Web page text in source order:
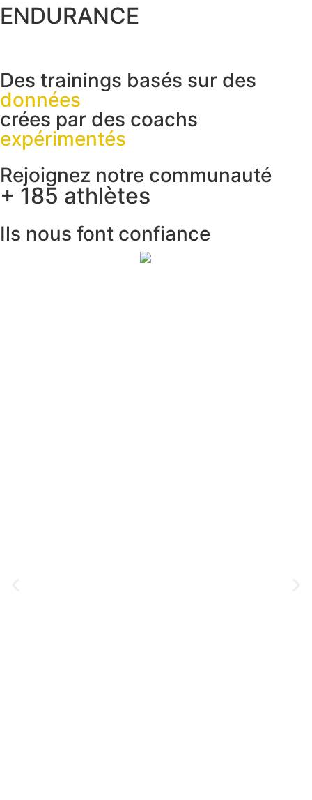
ENDURANCE
Des trainings basés sur des
données
crées par des coachs
expérimentés
Rejoignez notre communauté
+ 185 athlètes
Ils nous font confiance